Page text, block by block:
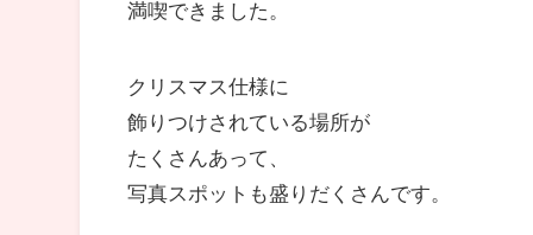
満喫できました。
クリスマス仕様に
飾りつけされている場所が
たくさんあって、
写真スポットも盛りだくさんです。